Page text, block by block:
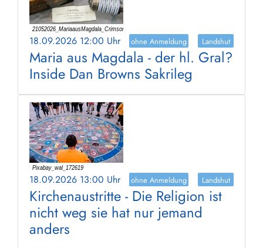
18.09.2026 12:00 Uhr ohne Anmeldung Landshut
Maria aus Magdala - der hl. Gral?
Inside Dan Browns Sakrileg
18.09.2026 13:00 Uhr ohne Anmeldung Landshut
Kirchenaustritte - Die Religion ist
nicht weg sie hat nur jemand
anders